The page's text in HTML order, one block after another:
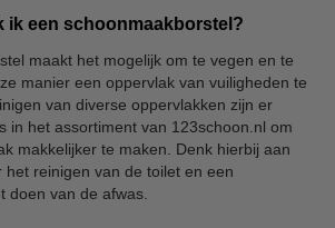
ik een schoonmaakborstel?
maakt het mogelijk om te vegen en te
manier een oppervlak van vuiligheden te
van diverse oppervlakken zijn er
in het assortiment van 123schoon.nl om
makkelijker te maken. Denk hierbij aan
het reinigen van de toilet en een
doen van de afwas.